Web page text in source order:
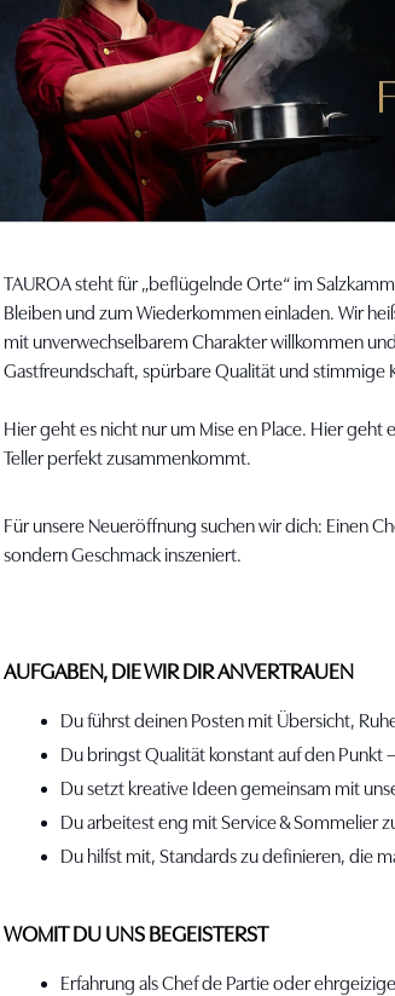
TAUROA steht für „beflügelnde Orte“ im
Bleiben und zum Wiederkommen einladen. Wir
mit unverwechselbarem Charakter willkommen
Gastfreundschaft, spürbare Qualität und stimmige
Hier geht es nicht nur um Mise en Place. Hier geht
Teller perfekt zusammenkommt.
Für unsere Neueröffnung suchen wir dich: Einen
sondern Geschmack inszeniert.
AUFGABEN, DIE WIR DIR ANVERTRAUEN
Du führst deinen Posten mit Übersicht,
Du bringst Qualität konstant auf den Punkt
Du setzt kreative Ideen gemeinsam mit
Du arbeitest eng mit Service & Sommelier
Du hilfst mit, Standards zu definieren, die
WOMIT DU UNS BEGEISTERST
Erfahrung als Chef de Partie oder